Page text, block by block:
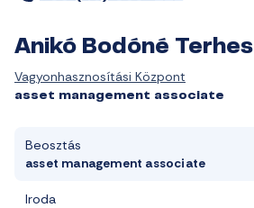
Anikó Bodóné Terhes
Vagyonhasznosítási Központ
asset management associate
Beosztás
asset management associate
Iroda